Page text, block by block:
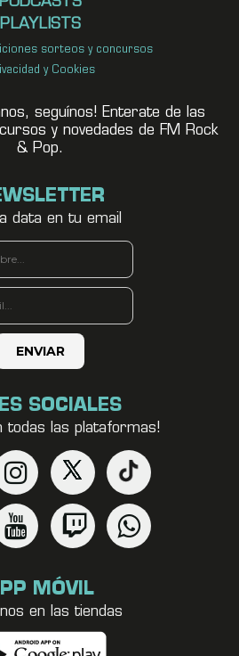
PLAYLISTS
sorteos y concursos
y Cookies
seguínos! Enterate de las
y novedades de FM Rock
& Pop.
data en tu email
SOCIALES
todas las plataformas!
MÓVIL
en las tiendas